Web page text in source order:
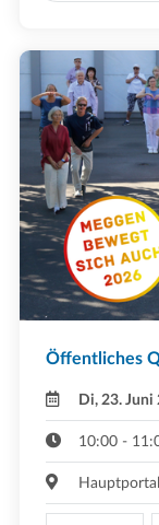
Öffentliches
Di, 23. Juni
10:00 -